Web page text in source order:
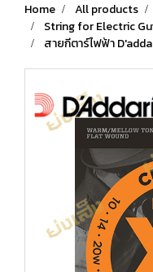
Home All products
String for Electric
สายกีตาร์ไฟฟ้า